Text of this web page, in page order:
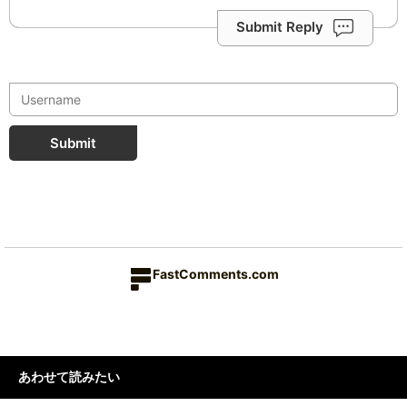
Submit Reply
Submit
FastComments.com
あわせて読みたい